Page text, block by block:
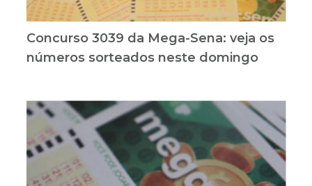
Concurso 3039 da Mega-Sena: veja os
números sorteados neste domingo